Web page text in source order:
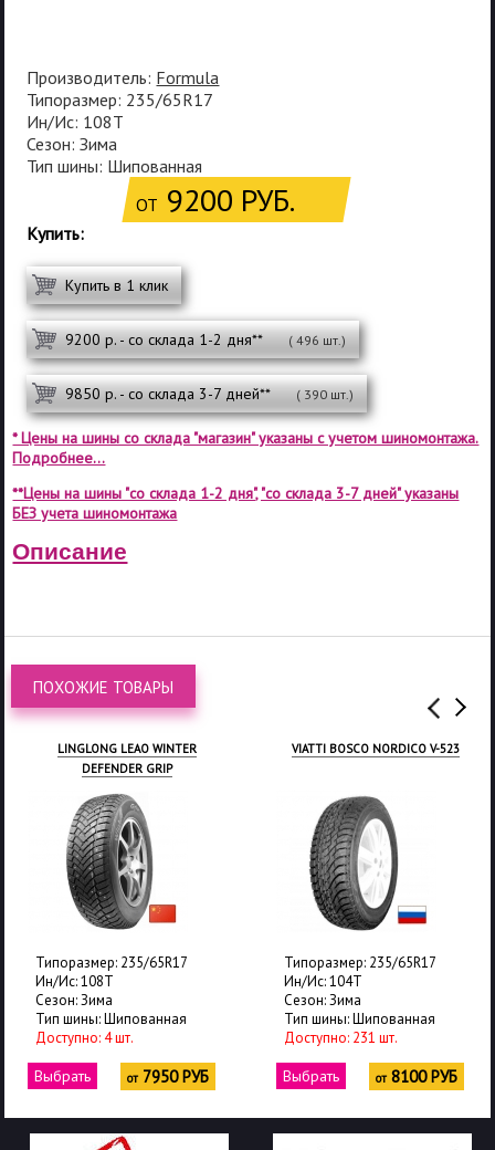
Производитель: Formula
Типоразмер: 235/65R17
Ин/Ис: 108T
Сезон: Зима
Тип шины: Шипованная
ОТ 9200 РУБ.
Купить:
Купить в 1 клик
9200 р. - со склада 1-2 дня** ( 496 шт.)
9850 р. - со склада 3-7 дней** ( 390 шт.)
* Цены на шины со склада "магазин" указаны с учетом шиномонтажа.
Подробнее...
**Цены на шины "со склада 1-2 дня", "со склада 3-7 дней" указаны
БЕЗ учета шиномонтажа
Описание
ПОХОЖИЕ ТОВАРЫ
VIATTI BOSCO NORDICO V-523
Типоразмер: 235/65R17
Ин/Ис: 104T
Сезон: Зима
Тип шины: Шипованная
Доступно: 231 шт.
Выбрать от 8100 РУБ
GISLAVED NORDFROST-200
Типоразмер: 235/65R17
Ин/Ис: 108T
Сезон: Зима
Тип шины: Шипованная
Доступно: 40 шт.
Выбрать от 8100 РУБ